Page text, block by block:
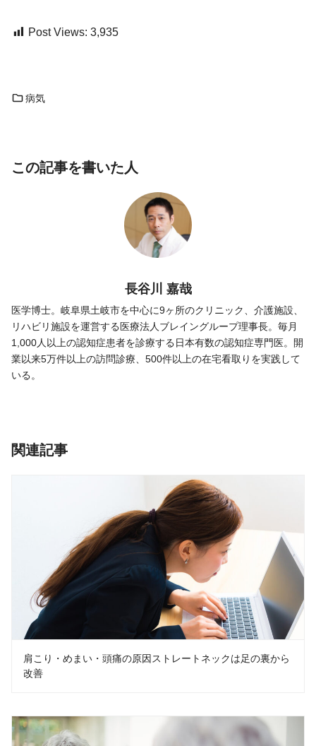
Post Views: 3,935
病気
この記事を書いた人
長谷川 嘉哉
医学博士。岐阜県土岐市を中心に9ヶ所のクリニック、介護施設、
リハビリ施設を運営する医療法人ブレイングループ理事長。毎月
1,000人以上の認知症患者を診療する日本有数の認知症専門医。開
業以来5万件以上の訪問診療、500件以上の在宅看取りを実践して
いる。
関連記事
肩こり・めまい・頭痛の原因ストレートネックは足の裏から
改善